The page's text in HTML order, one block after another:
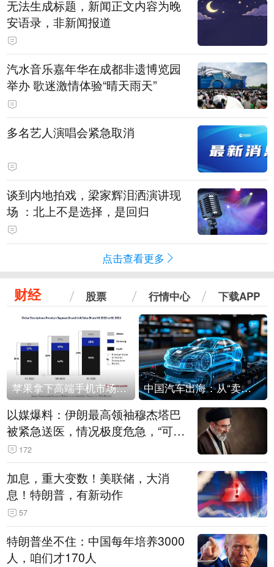
无法生成标题，新闻正文内容为晚
安语录，非新闻报道
汽水音乐嘉年华在成都非遗博览园
举办 歌迷激情体验“晴天雨天”
多名艺人演唱会紧急取消
谈到内地拍戏，梁家辉泪洒演讲现
场 ：北上不是选择，是回归
点击查看更多
财经 股票 行情中心 下载APP
苹果拿下高端手机市场65%的份额：iPhone 17系列功不可没 中国汽车出海：从“卖出去”到“走进去”
以媒爆料：伊朗最高领袖穆杰塔巴
被紧急送医，情况极度危急，“可能
随时会死去”
172
加息，重大变数！美联储，大消
息！特朗普，有新动作
57
特朗普坐不住：中国每年培养3000
人，咱们才170人